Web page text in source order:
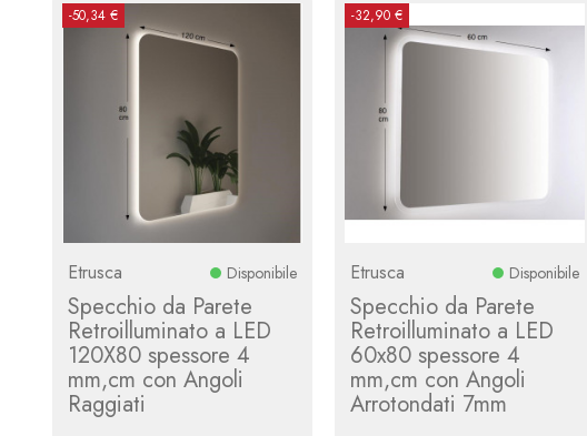
-50,34 €
Etrusca Disponibile
Specchio da Parete
Retroilluminato a LED
120X80 spessore 4
mm,cm con Angoli
Raggiati
-32,90 €
Etrusca Disponibile
Specchio da Parete
Retroilluminato a LED
60x80 spessore 4
mm,cm con Angoli
Arrotondati 7mm